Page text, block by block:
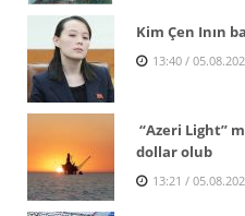
Kim Çen Inın
13:40 /
“Azeri Light”
dollar olub
13:21 /